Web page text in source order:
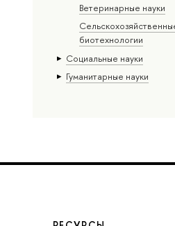
Ветеринарные науки
биотехнологии
Социальные науки
Гуманитарные науки